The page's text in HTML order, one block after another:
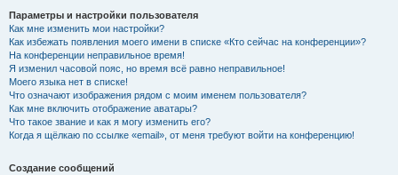
Параметры и настройки пользователя
Как мне изменить мои настройки?
Как избежать появления моего имени в списке «Кто сейчас на конференции»?
На конференции неправильное время!
Я изменил часовой пояс, но время всё равно неправильное!
Моего языка нет в списке!
Что означают изображения рядом с моим именем пользователя?
Как мне включить отображение аватары?
Что такое звание и как я могу изменить его?
Когда я щёлкаю по ссылке «email», от меня требуют войти на конференцию!
Создание сообщений